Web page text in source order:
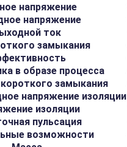
напряжение
напряжение
ток
замыкания
в образе процесса
замыкания
напряжение изоляции
изоляции
пульсация
возможности